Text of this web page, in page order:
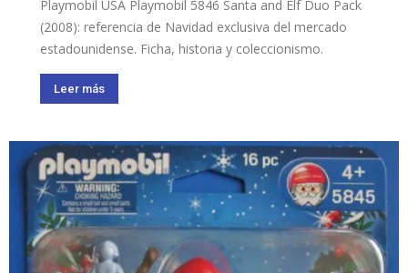
Playmobil USA Playmobil 5846 Santa and Elf Duo Pack
(2008): referencia de Navidad exclusiva del mercado
estadounidense. Ficha, historia y coleccionismo.
Leer más